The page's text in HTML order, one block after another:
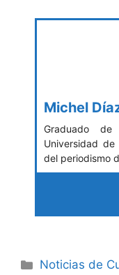
Michel
Graduado
Universidad
del periodismo
Categories
Noticias de